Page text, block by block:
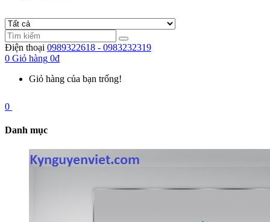
Điện thoại 0989322618 - 0983232319
0 Giỏ hàng 0đ
Giỏ hàng của bạn trống!
0
Danh mục